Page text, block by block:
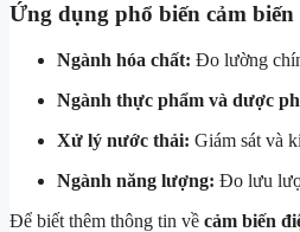
Ứng dụng phổ biến cảm
Ngành hóa chất: Đo lường
Ngành thực phẩm và dược
Xử lý nước thải: Giám sát và
Ngành năng lượng: Đo lưu
Để biết thêm thông tin về cảm biến